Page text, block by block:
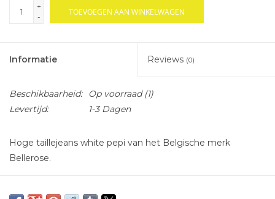
+
-
TOEVOEGEN AAN WINKELWAGEN
Informatie Reviews (0)
Beschikbaarheid: Op voorraad(1)
Levertijd:
1-3 Dagen
Hoge taillejeans white pepi van het Belgische merk
Bellerose.